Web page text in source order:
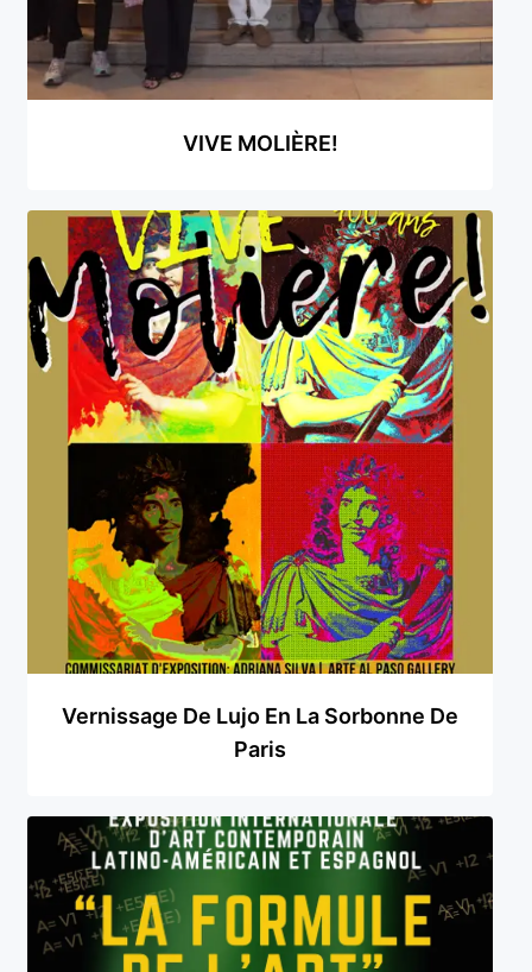
VIVE MOLIÈRE!
Vernissage De Lujo En La Sorbonne De
Paris